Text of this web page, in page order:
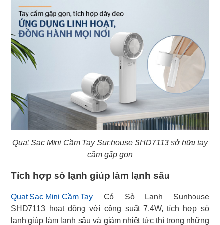
Quạt Sạc Mini Cầm Tay Sunhouse SHD7113 sở hữu tay
cầm gấp gọn
Tích hợp sò lạnh giúp làm lạnh sâu
Quạt Sạc Mini Cầm Tay Có Sò Lạnh Sunhouse
SHD7113 hoạt động với công suất 7.4W, tích hợp sò
lạnh giúp làm lạnh sâu và giảm nhiệt tức thì trong những